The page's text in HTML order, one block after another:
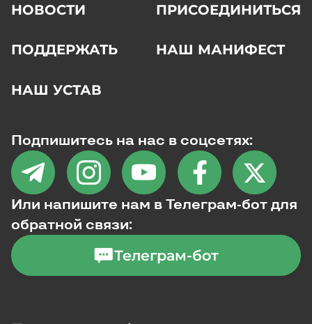
НОВОСТИ ПРИСОЕДИНИТЬСЯ
ПОДДЕРЖАТЬ НАШ МАНИФЕСТ
НАШ УСТАВ
Подпишитесь на нас в соцсетях:
Или напишите нам в Телеграм-бот для
обратной связи:
Телеграм-бот